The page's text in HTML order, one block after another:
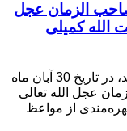
الزمان عجل
الله کمیلی
به گزارش روابط عمومی مؤسسه انوار توحید، در تاریخ 30 آبان ماه
عجل الله تعالی
از مواعظ